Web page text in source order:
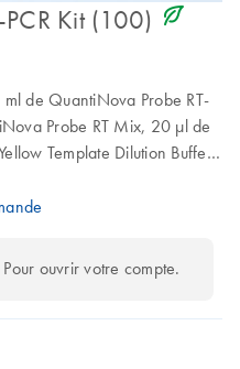
Kit (100) icon_0368_ls_gen_eco_friendly-s
de QuantiNova Probe RT-
Template Dilution Buffer,
Pour ouvrir votre compte.